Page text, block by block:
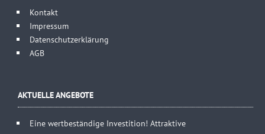
Kontakt
Impressum
Datenschutzerklärung
AGB
AKTUELLE ANGEBOTE
Eine wertbeständige Investition! Attraktive